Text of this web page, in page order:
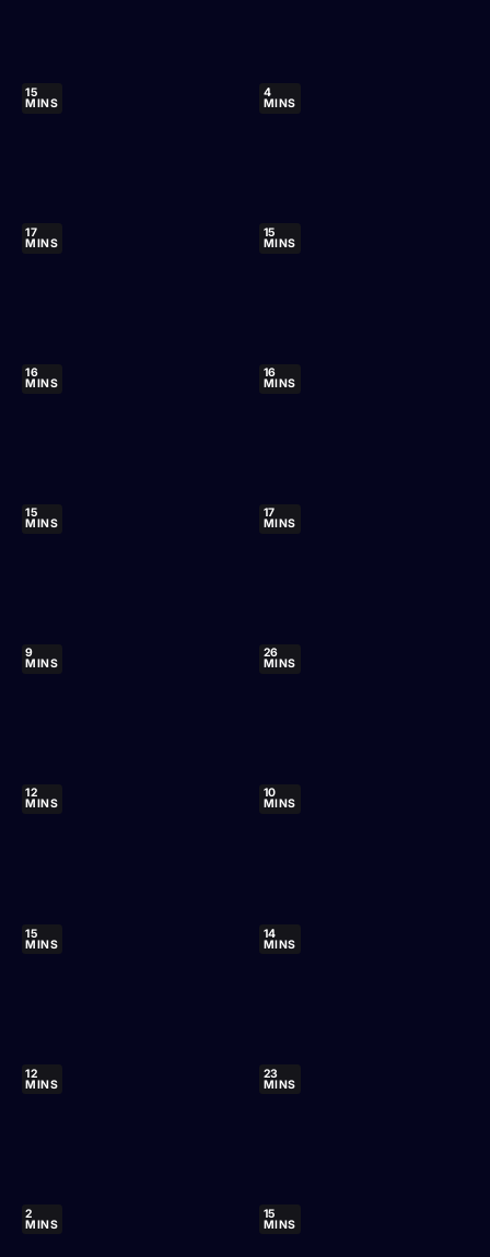
15
MINS
4
MINS
17
MINS
15
MINS
16
MINS
16
MINS
15
MINS
17
MINS
9
MINS
26
MINS
12
MINS
10
MINS
15
MINS
14
MINS
12
MINS
23
MINS
2
MINS
15
MINS